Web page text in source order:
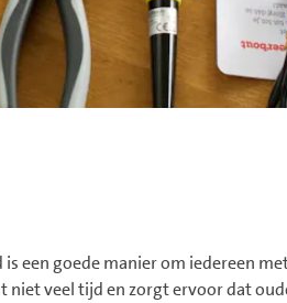
een goede manier om iedereen
veel tijd en zorgt ervoor dat